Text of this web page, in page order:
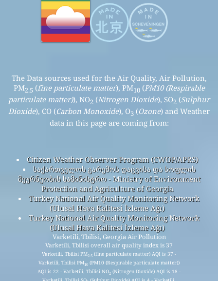
The Data sources used for the Air Quality, Air Pollution,
PM2.5 (fine particulate matter), PM10(PM10 (Respirable
particulate matter)), NO2 (Nitrogen Dioxide), SO2 (Sulphur
Dioxide), CO (Carbon Monoxide), O3 (Ozone) and Weather
data in this page are coming from:
Citizen Weather Observer Program (CWOP/APRS)
საქართველოს გარემოს დაცვისა და სოფლის
მეურნეობის სამინისტრო - Ministry of Environment
Protection and Agriculture of Georgia
Turkey National Air Quality Monitoring Network
(Ulusal Hava Kalitesi İzleme Ağı)
Turkey National Air Quality Monitoring Network
(Ulusal Hava Kalitesi İzleme Ağı)
Varketili, Tbilisi, Georgia Air Pollution
Varketili, Tbilisi overall air quality index is 37
Varketili, Tbilisi PM2.5(fine particulate matter) AQI is 37 -
Varketili, Tbilisi PM10(PM10 (Respirable particulate matter))
AQI is 22 - Varketili, Tbilisi NO2(Nitrogen Dioxide) AQI is 18 -